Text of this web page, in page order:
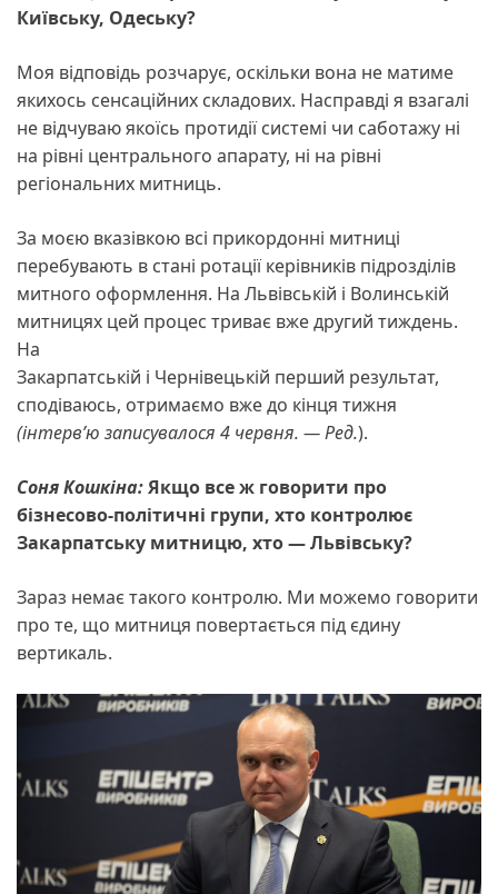
Київську, Одеську?
Моя відповідь розчарує, оскільки вона не матиме
якихось сенсаційних складових. Насправді я взагалі
не відчуваю якоїсь протидії системі чи саботажу ні
на рівні центрального апарату, ні на рівні
регіональних митниць.
За моєю вказівкою всі прикордонні митниці
перебувають в стані ротації керівників підрозділів
митного оформлення. На Львівській і Волинській
митницях цей процес триває вже другий тиждень.
На
Закарпатській і Чернівецькій перший результат,
сподіваюсь, отримаємо вже до кінця тижня
(інтервʼю записувалося 4 червня. — Ред.).
Соня Кошкіна:Якщо все ж говорити про
бізнесово-політичні групи, хто контролює
Закарпатську митницю, хто — Львівську?
Зараз немає такого контролю. Ми можемо говорити
про те, що митниця повертається під єдину
вертикаль.